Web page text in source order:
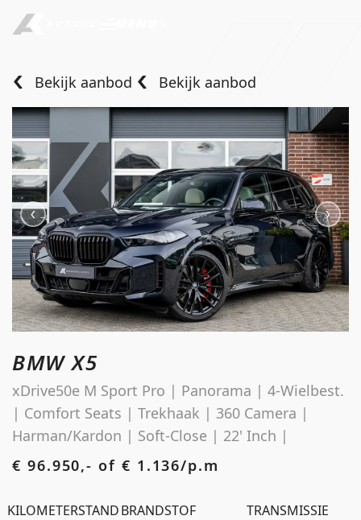
Aanbod
Diensten
Over ons
Verkocht
Contact
info@autokempeneers.nl
Schoolstraat 5A
4194 TG Meteren Nederland
Bekijk aanbod Bekijk aanbod
BMW X5
xDrive50e M Sport Pro | Panorama | 4-Wielbest.
| Comfort Seats | Trekhaak | 360 Camera |
Harman/Kardon | Soft-Close | 22' Inch |
€ 96.950,- of € 1.136/p.m
KILOMETERSTANDBRANDSTOF
TRANSMISSIE